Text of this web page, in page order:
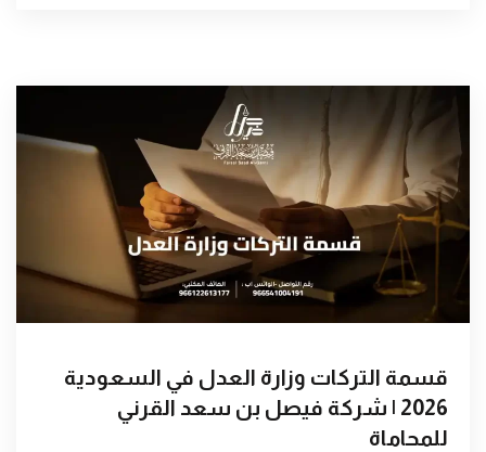
قسمة التركات وزارة العدل في السعودية
2026 | شركة فيصل بن سعد القرني
للمحاماة